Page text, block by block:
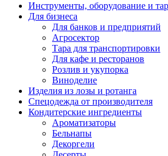
Инструменты, оборудование и
Для бизнеса
Для банков и предприятий
Агросектор
Тара для транспортировки
Для кафе и ресторанов
Розлив и укупорка
Виноделие
Изделия из лозы и ротанга
Спецодежда от производителя
Кондитерские ингредиенты
Ароматизаторы
Бельнапы
Декоргели